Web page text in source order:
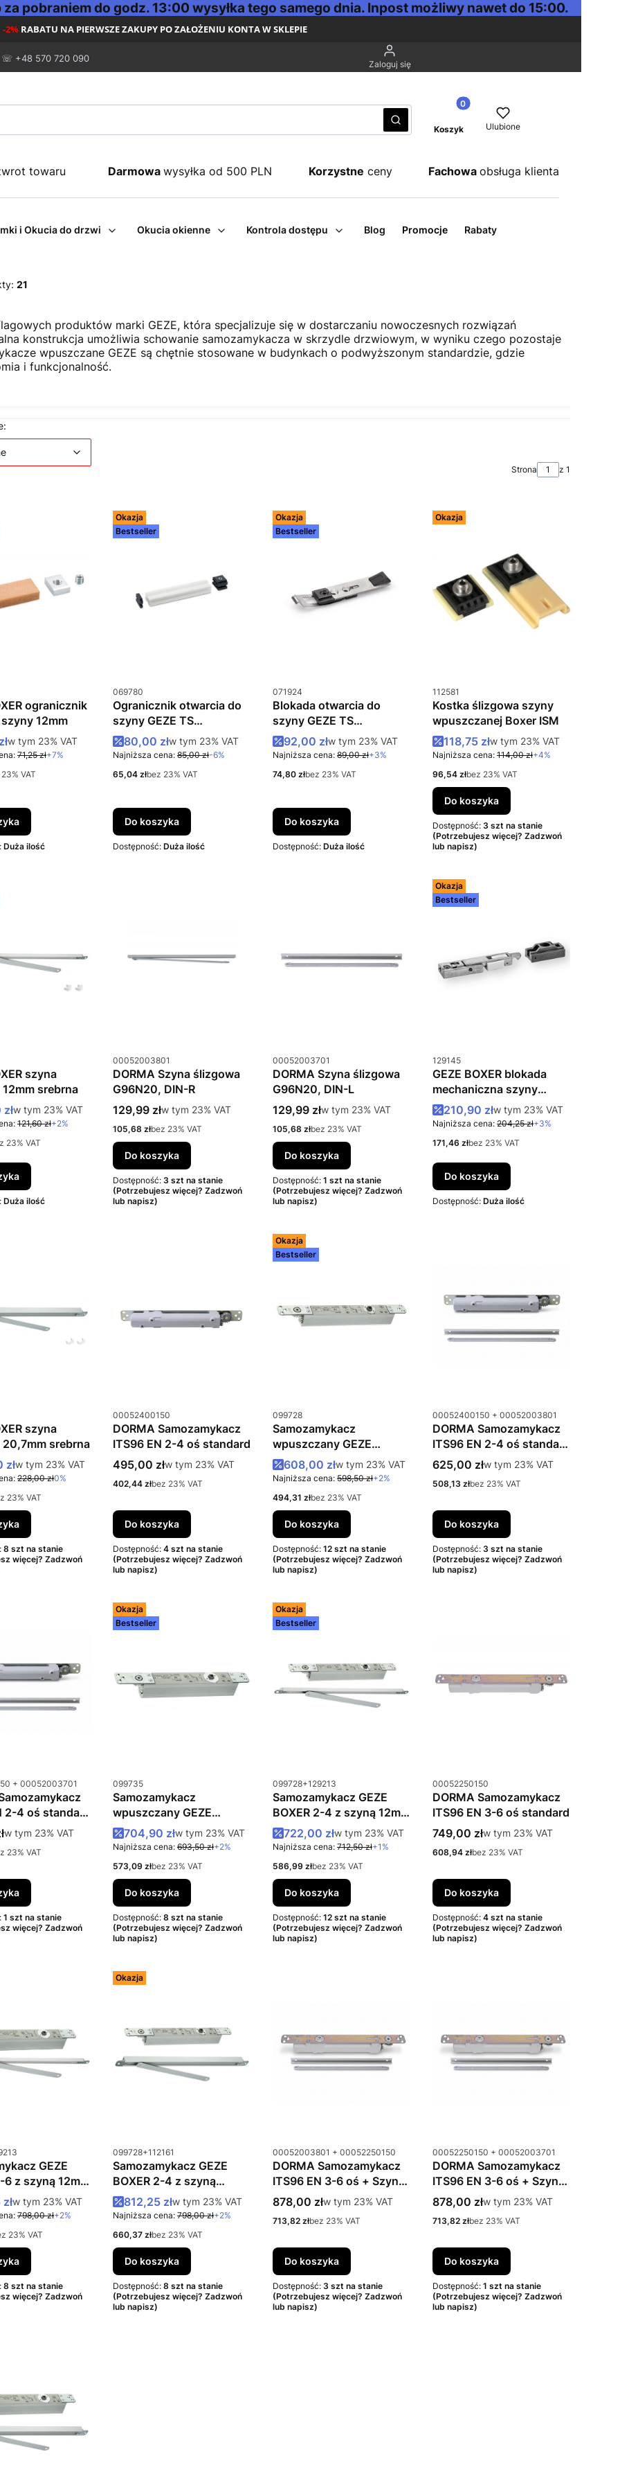
pobraniem do godz. 13:00 wysyłka tego samego dnia. Inpost możliwy nawet do 15:00.
-2% RABATU NA PIERWSZE ZAKUPY PO ZAŁOŻENIU KONTA W SKLEPIE
☏ +48 570 720 090 Zaloguj się
WyczyśćSzukaj
Produkty w koszyku: 0. Zobacz
Koszyk Ulubione
towaru Darmowa wysyłka od 500 PLN Korzystne ceny Fachowa obsługa klienta
i Okucia do drzwi Okucia okienne Kontrola dostępu Blog Promocje Rabaty
21
produktów marki GEZE, która specjalizuje się w dostarczaniu nowoczesnych rozwiązań
konstrukcja umożliwia schowanie samozamykacza w skrzydle drzwiowym, w wyniku czego pozostaje
wpuszczane GEZE są chętnie stosowane w budynkach o podwyższonym standardzie, gdzie
i funkcjonalność.
Strona z 1
ogranicznik
12mm
brutto
w tym %s VAT
w tym 23% VAT
71,25 zł+7%
VAT
Duża ilość
Okazja
Bestseller
Kod produktu
069780
Ogranicznik otwarcia do
szyny GEZE TS
1500/3000/5000/Wood
Cena promocyjna brutto
80,00 złw tym %s VAT
w tym 23% VAT
Najniższa cena: 85,00 zł-6%
Cena netto
65,04 złbez 23% VAT
Do koszyka
Dostępność: Duża ilość
Okazja
Bestseller
Kod produktu
071924
Blokada otwarcia do
szyny GEZE TS
1500/3000/5000/Wood
Cena promocyjna brutto
92,00 złw tym %s VAT
w tym 23% VAT
Najniższa cena: 89,00 zł+3%
Cena netto
74,80 złbez 23% VAT
Do koszyka
Dostępność: Duża ilość
Okazja
Kod produktu
112581
Kostka ślizgowa szyny
wpuszczanej Boxer ISM
Cena promocyjna brutto
118,75 złw tym %s VAT
w tym 23% VAT
Najniższa cena: 114,00 zł+4%
Cena netto
96,54 złbez 23% VAT
Do koszyka
Dostępność: 3 szt na stanie
(Potrzebujesz więcej? Zadzwoń
lub napisz)
szyna
srebrna
brutto
w tym %s VAT
w tym 23% VAT
121,60 zł+2%
23% VAT
Duża ilość
Kod produktu
00052003801
DORMA Szyna ślizgowa
G96N20, DIN-R
Cena brutto
129,99 złw tym %s VAT
w tym 23% VAT
Cena netto
105,68 złbez 23% VAT
Do koszyka
Dostępność: 3 szt na stanie
(Potrzebujesz więcej? Zadzwoń
lub napisz)
Kod produktu
00052003701
DORMA Szyna ślizgowa
G96N20, DIN-L
Cena brutto
129,99 złw tym %s VAT
w tym 23% VAT
Cena netto
105,68 złbez 23% VAT
Do koszyka
Dostępność: 1 szt na stanie
(Potrzebujesz więcej? Zadzwoń
lub napisz)
Okazja
Bestseller
Kod produktu
129145
GEZE BOXER blokada
mechaniczna szyny
12mm
Cena promocyjna brutto
210,90 złw tym %s VAT
w tym 23% VAT
Najniższa cena: 204,25 zł+3%
Cena netto
171,46 złbez 23% VAT
Do koszyka
Dostępność: Duża ilość
szyna
srebrna
brutto
złw tym %s VAT
w tym 23% VAT
228,00 zł0%
23% VAT
8 szt na stanie
więcej? Zadzwoń
Kod produktu
00052400150
DORMA Samozamykacz
ITS96 EN 2-4 oś standard
Cena brutto
495,00 złw tym %s VAT
w tym 23% VAT
Cena netto
402,44 złbez 23% VAT
Do koszyka
Dostępność: 4 szt na stanie
(Potrzebujesz więcej? Zadzwoń
lub napisz)
Okazja
Bestseller
Kod produktu
099728
Samozamykacz
wpuszczany GEZE
BOXER 2-4 srebrny
Cena promocyjna brutto
608,00 złw tym %s VAT
w tym 23% VAT
Najniższa cena: 598,50 zł+2%
Cena netto
494,31 złbez 23% VAT
Do koszyka
Dostępność: 12 szt na stanie
(Potrzebujesz więcej? Zadzwoń
lub napisz)
Kod produktu
00052400150 + 00052003801
DORMA Samozamykacz
ITS96 EN 2-4 oś standard
+ Szyna ślizgowa
G96N20, DIN-R
Cena brutto
625,00 złw tym %s VAT
w tym 23% VAT
Cena netto
508,13 złbez 23% VAT
Do koszyka
Dostępność: 3 szt na stanie
(Potrzebujesz więcej? Zadzwoń
lub napisz)
+ 00052003701
2-4 oś standard
L
w tym %s VAT
w tym 23% VAT
23% VAT
1 szt na stanie
więcej? Zadzwoń
Okazja
Bestseller
Kod produktu
099735
Samozamykacz
wpuszczany GEZE
BOXER 3-6 srebrny
Cena promocyjna brutto
704,90 złw tym %s VAT
w tym 23% VAT
Najniższa cena: 693,50 zł+2%
Cena netto
573,09 złbez 23% VAT
Do koszyka
Dostępność: 8 szt na stanie
(Potrzebujesz więcej? Zadzwoń
lub napisz)
Okazja
Bestseller
Kod produktu
099728+129213
Samozamykacz GEZE
BOXER 2-4 z szyną 12mm
srebrny
Cena promocyjna brutto
722,00 złw tym %s VAT
w tym 23% VAT
Najniższa cena: 712,50 zł+1%
Cena netto
586,99 złbez 23% VAT
Do koszyka
Dostępność: 12 szt na stanie
(Potrzebujesz więcej? Zadzwoń
lub napisz)
Kod produktu
00052250150
DORMA Samozamykacz
ITS96 EN 3-6 oś standard
Cena brutto
749,00 złw tym %s VAT
w tym 23% VAT
Cena netto
608,94 złbez 23% VAT
Do koszyka
Dostępność: 4 szt na stanie
(Potrzebujesz więcej? Zadzwoń
lub napisz)
GEZE
6 z szyną 12mm
brutto
w tym %s VAT
w tym 23% VAT
798,00 zł+2%
23% VAT
8 szt na stanie
więcej? Zadzwoń
Okazja
Kod produktu
099728+112161
Samozamykacz GEZE
BOXER 2-4 z szyną
20,7mm srebrny
Cena promocyjna brutto
812,25 złw tym %s VAT
w tym 23% VAT
Najniższa cena: 798,00 zł+2%
Cena netto
660,37 złbez 23% VAT
Do koszyka
Dostępność: 8 szt na stanie
(Potrzebujesz więcej? Zadzwoń
lub napisz)
Kod produktu
00052003801 + 00052250150
DORMA Samozamykacz
ITS96 EN 3-6 oś + Szyna
ślizgowa G96N20, DIN-R
Cena brutto
878,00 złw tym %s VAT
w tym 23% VAT
Cena netto
713,82 złbez 23% VAT
Do koszyka
Dostępność: 3 szt na stanie
(Potrzebujesz więcej? Zadzwoń
lub napisz)
Kod produktu
00052250150 + 00052003701
DORMA Samozamykacz
ITS96 EN 3-6 oś + Szyna
ślizgowa G96N20, DIN-L
Cena brutto
878,00 złw tym %s VAT
w tym 23% VAT
Cena netto
713,82 złbez 23% VAT
Do koszyka
Dostępność: 1 szt na stanie
(Potrzebujesz więcej? Zadzwoń
lub napisz)